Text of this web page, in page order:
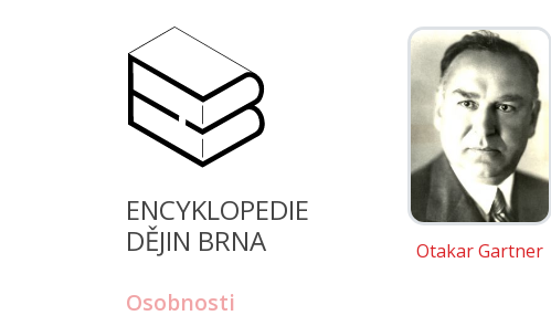
ENCYKLOPEDIE
DĚJIN BRNA
Osobnosti
Otakar Gartner